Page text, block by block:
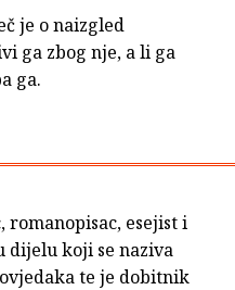
je o naizgled
ga zbog nje, a li ga
ga.
romanopisac, esejist i
dijelu koji se naziva
te je dobitnik